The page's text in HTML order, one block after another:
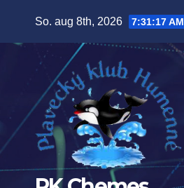
So. aug 8th, 2026 7:31:19 AM